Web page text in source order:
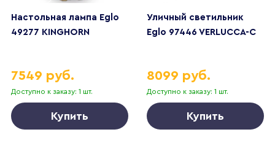
Настольная лампа Eglo
49277 KINGHORN
Доступно к заказу: 1 шт.
7549 руб.
Купить
Уличный светильник
Eglo 97446 VERLUCCA-C
Доступно к заказу: 1 шт.
8099 руб.
Купить